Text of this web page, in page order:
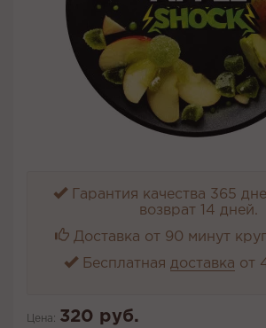
Гарантия качества 365
возврат 14 дней.
Доставка от 90 минут
Бесплатная доставка от
Цена: 320 руб.